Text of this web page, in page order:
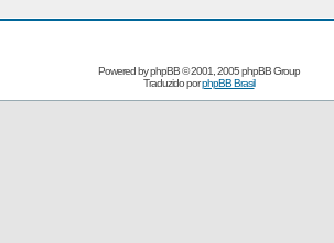
Powered byphpBB© 2001, 2005 phpBB Group
Traduzido porphpBB Brasil